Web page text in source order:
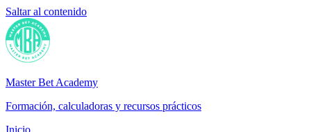
Saltar al contenido
Master Bet Academy
Formación, calculadoras y recursos prácticos
Inicio